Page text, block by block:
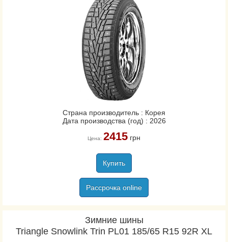
Страна производитель : Корея
Дата производства (год) : 2026
Цена: 2415грн
Купить
Рассрочка online
Зимние шины
Triangle Snowlink Trin PL01 185/65 R15 92R XL